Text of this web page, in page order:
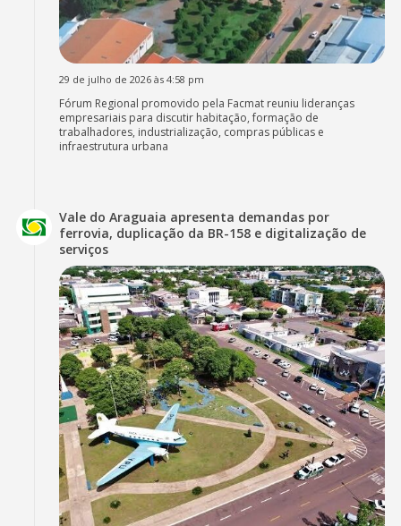
29 de julho de 2026 às 4:58 pm
Fórum Regional promovido pela Facmat reuniu lideranças
empresariais para discutir habitação, formação de
trabalhadores, industrialização, compras públicas e
infraestrutura urbana
Vale do Araguaia apresenta demandas por
ferrovia, duplicação da BR-158 e digitalização de
serviços